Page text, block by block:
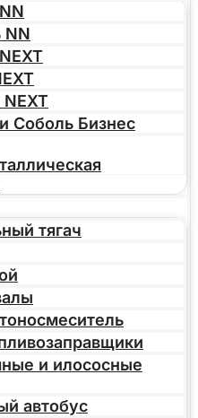
NN
Соболь Бизнес
тягач
и илососные
автобус